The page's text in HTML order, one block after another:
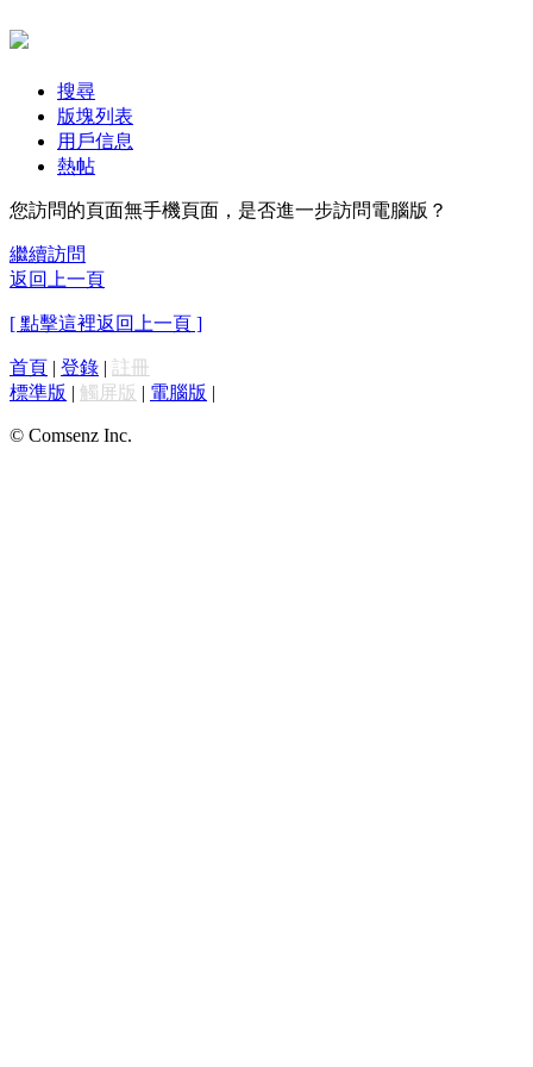
搜尋
版塊列表
用戶信息
熱帖
您訪問的頁面無手機頁面，是否進一步訪問電腦版？
繼續訪問
返回上一頁
[ 點擊這裡返回上一頁 ]
首頁 | 登錄 | 註冊
標準版 | 觸屏版 | 電腦版 |
© Comsenz Inc.